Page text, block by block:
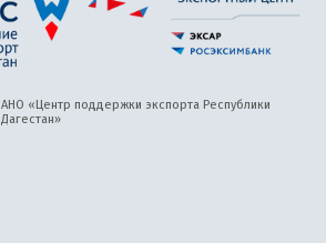
АНО «Центр поддержки экспорта Республики
Дагестан»